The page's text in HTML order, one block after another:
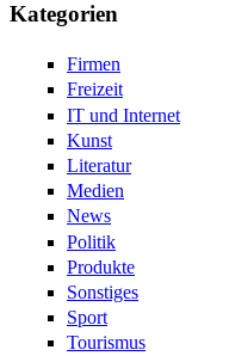
Kategorien
Firmen
Freizeit
IT und Internet
Kunst
Literatur
Medien
News
Politik
Produkte
Sonstiges
Sport
Tourismus